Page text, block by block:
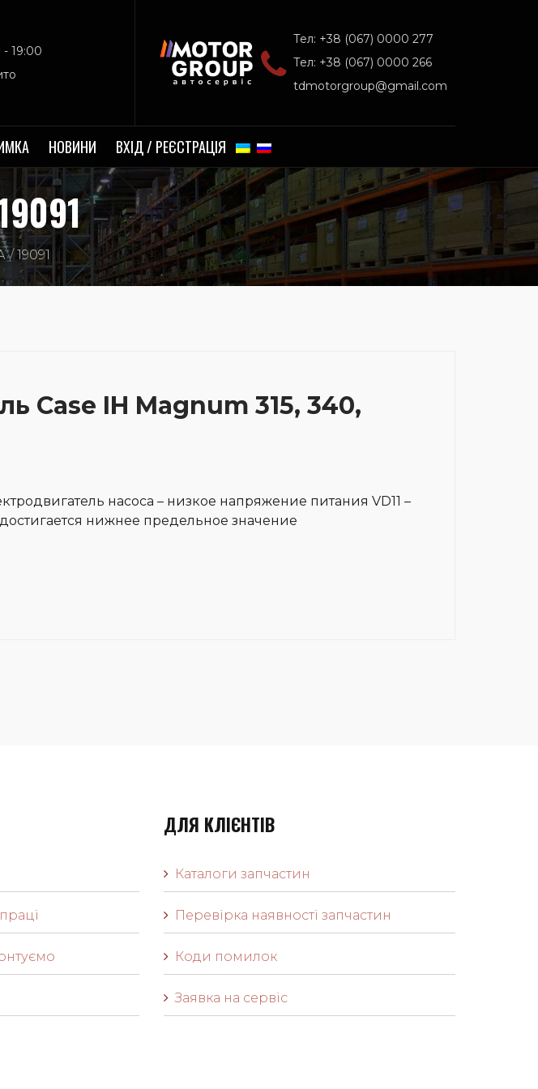
19:00
Тел: +38 (067) 0000 277
Тел: +38 (067) 0000 266
tdmotorgroup@gmail.com
НОВИНИ ВХІД / РЕЄСТРАЦІЯ
19091
Case IH Magnum 315, 340,
насоса – низкое напряжение питания VD11 –
нижнее предельное значение
ДЛЯ КЛІЄНТІВ
Каталоги запчастин
Перевірка наявності запчастин
Коди помилок
Заявка на сервіс